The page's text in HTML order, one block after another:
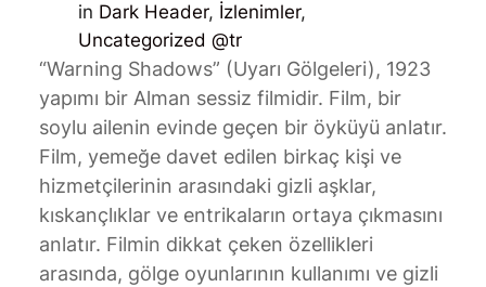
in Dark Header, İzlenimler
Uncategorized @tr
“Warning Shadows” (Uyarı Gölgeleri), 1923
yapımı bir Alman sessiz filmidir. Film, bir
soylu ailenin evinde geçen bir öyküyü anlatır.
Film, yemeğe davet edilen birkaç kişi ve
hizmetçilerinin arasındaki gizli aşklar,
kıskançlıklar ve entrikaların ortaya çıkmasını
anlatır. Filmin dikkat çeken özellikleri
arasında, gölge oyunlarının kullanımı ve gizli